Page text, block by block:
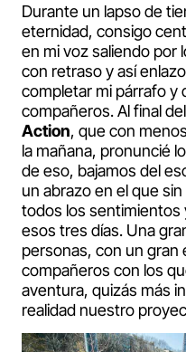
Durante un lapso de
eternidad, consigo
en mi voz saliendo por
con retraso y así
completar mi párrafo y
compañeros. Al final del
Action, que con
la mañana, pronuncié
de eso, bajamos del
un abrazo en el que
todos los sentimientos
esos tres días. Una
personas, con un gran
compañeros con los
aventura, quizás más
realidad nuestro